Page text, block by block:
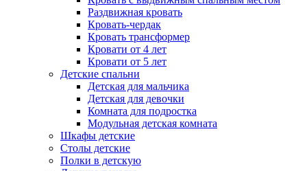
Раздвижная кровать
Кровать-чердак
Кровать трансформер
Кровати от 4 лет
Кровати от 5 лет
Детские спальни
Детская для мальчика
Детская для девочки
Комната для подростка
Модульная детская комната
Шкафы детские
Столы детские
Полки в детскую